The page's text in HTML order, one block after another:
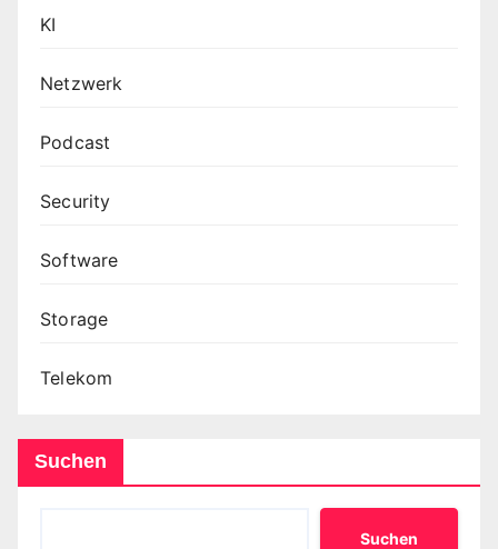
KI
Netzwerk
Podcast
Security
Software
Storage
Telekom
Suchen
Suchen